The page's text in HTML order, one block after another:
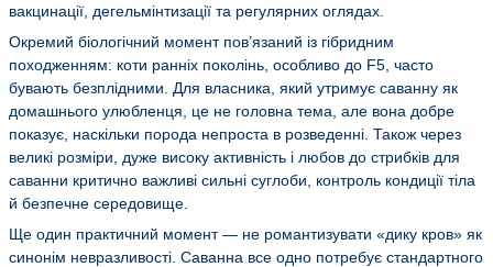
вакцинації, дегельмінтизації та регулярних оглядах.
Окремий біологічний момент пов’язаний із гібридним
походженням: коти ранніх поколінь, особливо до F5, часто
бувають безплідними. Для власника, який утримує саванну як
домашнього улюбленця, це не головна тема, але вона добре
показує, наскільки порода непроста в розведенні. Також через
великі розміри, дуже високу активність і любов до стрибків для
саванни критично важливі сильні суглоби, контроль кондиції тіла
й безпечне середовище.
Ще один практичний момент — не романтизувати «дику кров» як
синонім невразливості. Саванна все одно потребує стандартного